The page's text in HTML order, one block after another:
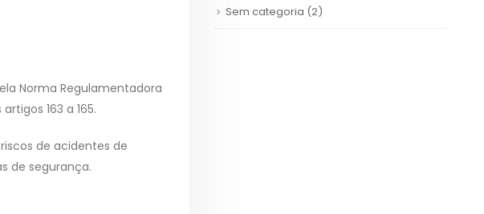
Norma Regulamentadora
163 a 165.
de acidentes de
de segurança.
Sem categoria (2)